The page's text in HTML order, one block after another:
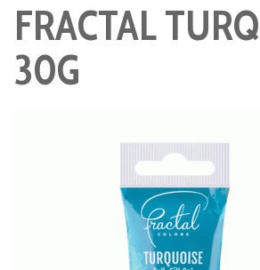
FRACTAL
30G